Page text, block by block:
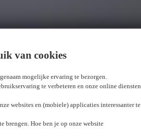
van cookies
mogelijke ervaring te bezorgen.
te verbeteren en onze online diensten
websites en (mobiele) applicaties interessanter te
brengen. Hoe ben je op onze website
gevonden. job voor jou gevonden